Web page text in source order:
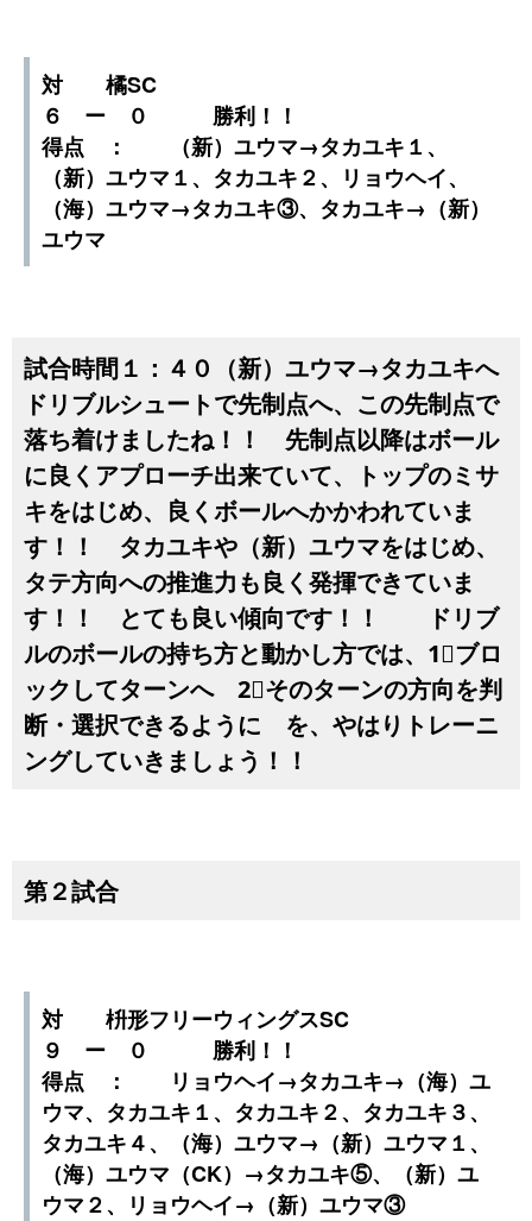
対 橘SC
６ ー ０ 勝利！！
得点 ： （新）ユウマ→タカユキ１、
（新）ユウマ１、タカユキ２、リョウヘイ、
（海）ユウマ→タカユキ③、タカユキ→（新）
ユウマ
試合時間１：４０（新）ユウマ→タカユキへ
ドリブルシュートで先制点へ、この先制点で
落ち着けましたね！！ 先制点以降はボール
に良くアプローチ出来ていて、トップのミサ
キをはじめ、良くボールへかかわれていま
す！！ タカユキや（新）ユウマをはじめ、
タテ方向への推進力も良く発揮できていま
す！！ とても良い傾向です！！ ドリブ
ルのボールの持ち方と動かし方では、1⃣ブロ
ックしてターンへ 2⃣そのターンの方向を判
断・選択できるように を、やはりトレーニ
ングしていきましょう！！
第２試合
対 枡形フリーウィングスSC
９ ー ０ 勝利！！
得点 ： リョウヘイ→タカユキ→（海）ユ
ウマ、タカユキ１、タカユキ２、タカユキ３、
タカユキ４、（海）ユウマ→（新）ユウマ１、
（海）ユウマ（CK）→タカユキ⑤、（新）ユ
ウマ２、リョウヘイ→（新）ユウマ③